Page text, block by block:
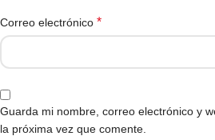
Correo electrónico *
Guarda mi nombre, correo electrónico y
la próxima vez que comente.